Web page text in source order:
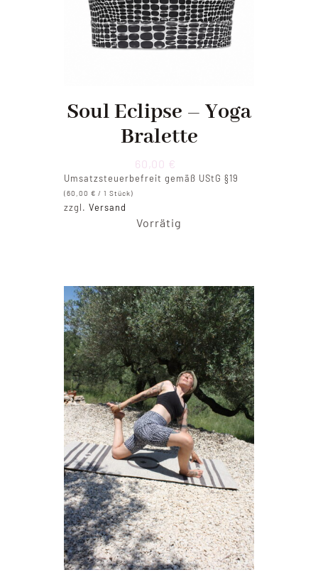
Soul Eclipse – Yoga
Bralette
60,00 €
Umsatzsteuerbefreit gemäß UStG §19
(60,00€ / 1 Stück)
zzgl.Versand
Vorrätig